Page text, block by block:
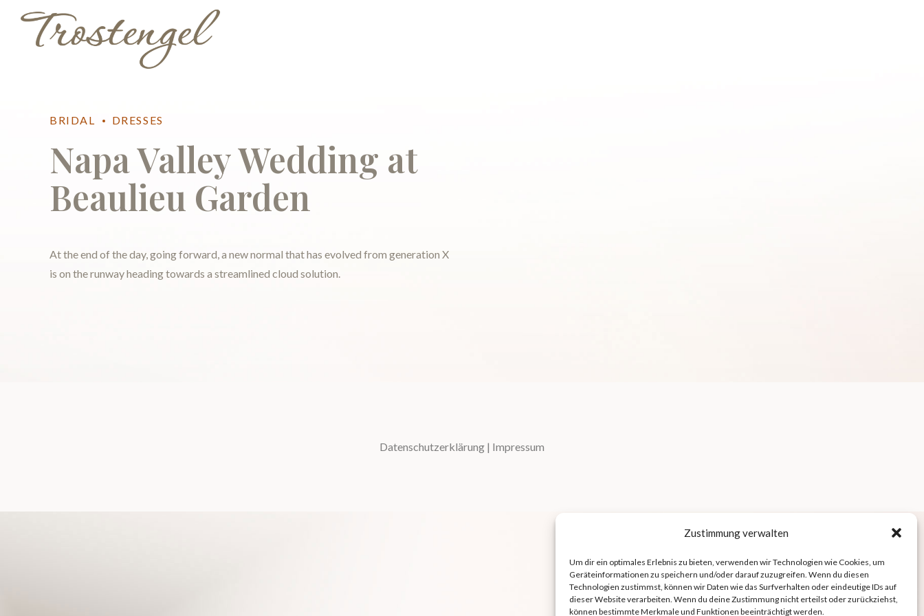
Zustimmung verwalten
Um dir ein optimales Erlebnis zu bieten, verwenden wir Technologien wie Cookies, um
Geräteinformationen zu speichern und/oder darauf zuzugreifen. Wenn du diesen
Technologien zustimmst, können wir Daten wie das Surfverhalten oder eindeutige IDs auf
dieser Website verarbeiten. Wenn du deine Zustimmung nicht erteilst oder zurückziehst,
können bestimmte Merkmale und Funktionen beeinträchtigt werden.
BRIDAL DRESSES
Napa Valley Wedding at
Beaulieu Garden
At the end of the day, going forward, a new normal that has evolved from generation X
is on the runway heading towards a streamlined cloud solution.
Datenschutzerklärung | Impressum